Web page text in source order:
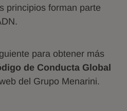
principios forman parte
para obtener más
de Conducta Global
del Grupo Menarini.